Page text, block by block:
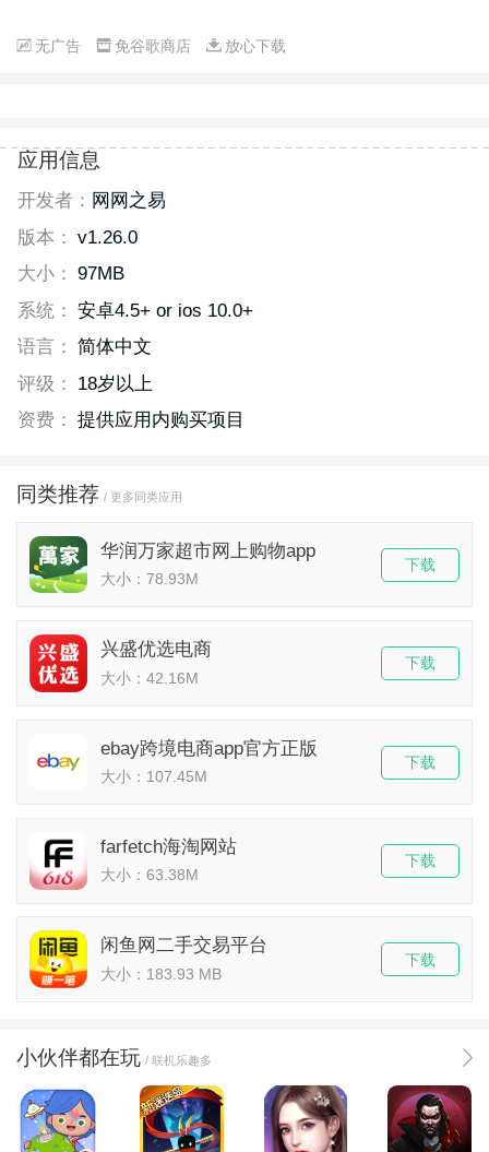
无广告 免谷歌商店 放心下载
应用信息
开发者： 网网之易
版本： v1.26.0
大小： 97MB
系统： 安卓4.5+ or ios 10.0+
语言： 简体中文
评级：
18岁以上
资费： 提供应用内购买项目
同类推荐 / 更多同类应用
华润万家超市网上购物app
大小：78.93M
下载
兴盛优选电商
大小：42.16M
下载
ebay跨境电商app官方正版
大小：107.45M
下载
farfetch海淘网站
大小：63.38M
下载
闲鱼网二手交易平台
大小：183.93 MB
下载
小伙伴都在玩 / 联机乐趣多